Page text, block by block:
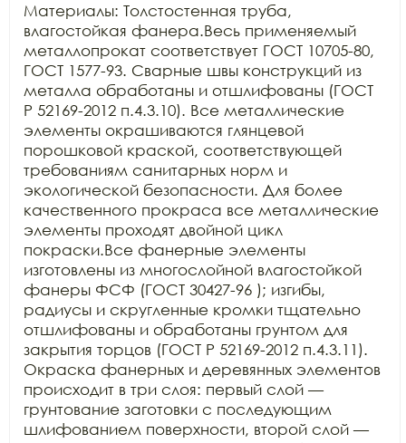
Материалы: Толстостенная труба,
влагостойкая фанера.Весь применяемый
металлопрокат соответствует ГОСТ 10705-80,
ГОСТ 1577-93. Сварные швы конструкций из
металла обработаны и отшлифованы (ГОСТ
Р 52169-2012 п.4.3.10). Все металлические
элементы окрашиваются глянцевой
порошковой краской, соответствующей
требованиям санитарных норм и
экологической безопасности. Для более
качественного прокраса все металлические
элементы проходят двойной цикл
покраски.Все фанерные элементы
изготовлены из многослойной влагостойкой
фанеры ФСФ (ГОСТ 30427-96 ); изгибы,
радиусы и скругленные кромки тщательно
отшлифованы и обработаны грунтом для
закрытия торцов (ГОСТ Р 52169-2012 п.4.3.11).
Окраска фанерных и деревянных элементов
происходит в три слоя: первый слой —
грунтование заготовки с последующим
шлифованием поверхности, второй слой —